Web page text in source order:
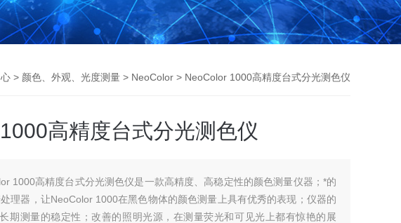
> 颜色、外观、光度测量 > NeoColor > NeoColor 1000高精度台式分光测色仪
高精度台式分光测色仪
1000高精度台式分光测色仪是一款高精度、高稳定性的颜色测量仪器；*的
理器，让NeoColor 1000在黑色物体的颜色测量上具有优秀的表现；仪器的
期测量的稳定性；改善的照明光源，在测量荧光和可见光上都有惊艳的展